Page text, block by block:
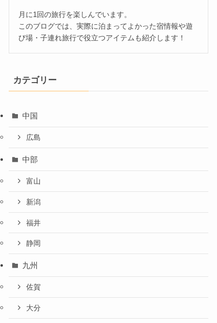
月に1回の旅行を楽しんでいます。
このブログでは、実際に泊まってよかった宿情報や遊
び場・子連れ旅行で役立つアイテムも紹介します！
カテゴリー
中国
広島
中部
富山
新潟
福井
静岡
九州
佐賀
大分